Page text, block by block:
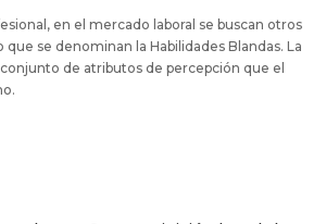
en el mercado laboral se buscan otros
se denominan la Habilidades Blandas. La
de atributos de percepción que el